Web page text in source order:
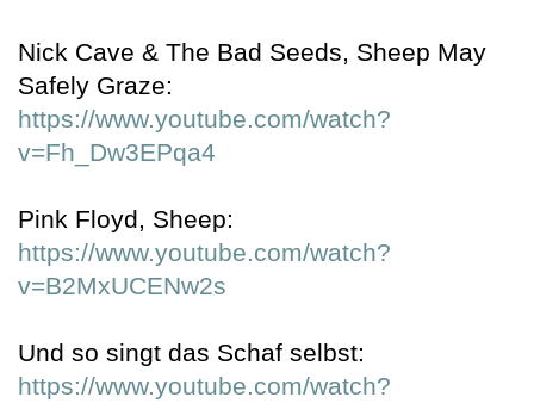
Nick Cave & The Bad Seeds, Sheep May
Safely Graze:
https://www.youtube.com/watch?
v=Fh_Dw3EPqa4
Pink Floyd, Sheep:
https://www.youtube.com/watch?
v=B2MxUCENw2s
Und so singt das Schaf selbst:
https://www.youtube.com/watch?